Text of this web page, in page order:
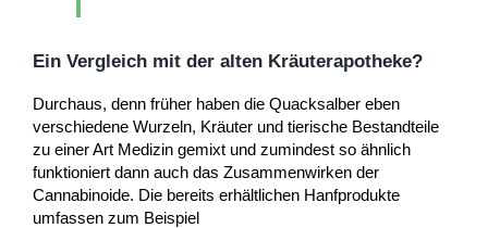
Ein Vergleich mit der alten Kräuterapotheke?
Durchaus, denn früher haben die Quacksalber eben
verschiedene Wurzeln, Kräuter und tierische Bestandteile
zu einer Art Medizin gemixt und zumindest so ähnlich
funktioniert dann auch das Zusammenwirken der
Cannabinoide. Die bereits erhältlichen Hanfprodukte
umfassen zum Beispiel